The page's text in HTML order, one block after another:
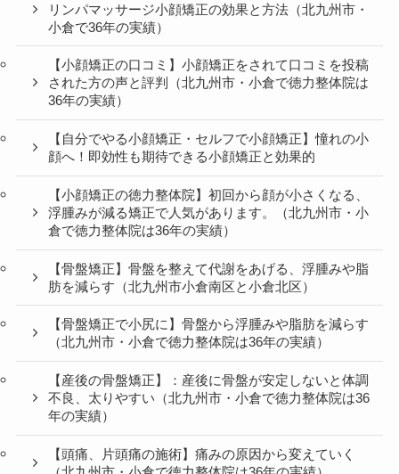
リンパマッサージ小顔矯正の効果と方法（北九州市・
小倉で36年の実績）
【小顔矯正の口コミ】小顔矯正をされて口コミを投稿
された方の声と評判（北九州市・小倉で徳力整体院は
36年の実績）
【自分でやる小顔矯正・セルフで小顔矯正】憧れの小
顔へ！即効性も期待できる小顔矯正と効果的
【小顔矯正の徳力整体院】初回から顔が小さくなる、
浮腫みが減る矯正で人気があります。（北九州市・小
倉で徳力整体院は36年の実績）
【骨盤矯正】骨盤を整えて代謝をあげる、浮腫みや脂
肪を減らす（北九州市小倉南区と小倉北区）
【骨盤矯正で小尻に】骨盤から浮腫みや脂肪を減らす
（北九州市・小倉で徳力整体院は36年の実績）
【産後の骨盤矯正】：産後に骨盤が安定しないと体調
不良、太りやすい（北九州市・小倉で徳力整体院は36
年の実績）
【頭痛、片頭痛の施術】痛みの原因から変えていく